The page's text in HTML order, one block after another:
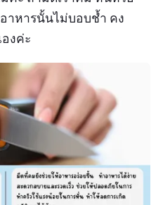
าหารนั้นไม่บอบช้ำ คง
งค่ะ